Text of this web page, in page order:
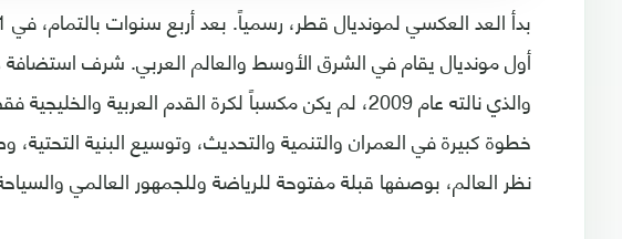
أول مونديال يقام في الشرق الأوسط والعالم العربي. شرف استضافة
والذي نالته عام 2009، لم يكن مكسباً لكرة القدم العربية
خطوة كبيرة في العمران والتنمية والتحديث، وتوسيع البنية
نظر العالم، بوصفها قبلة مفتوحة للرياضة وللجمهور العالمي